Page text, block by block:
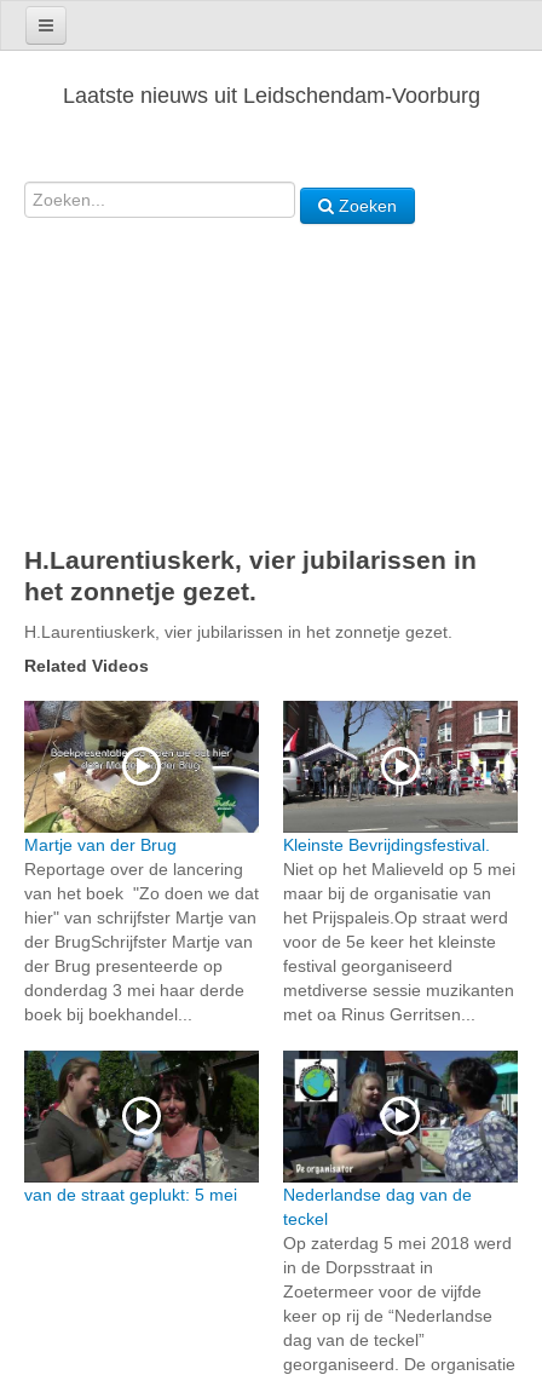
Laatste nieuws uit Leidschendam-Voorburg
Zoeken
H.Laurentiuskerk, vier jubilarissen in
het zonnetje gezet.
H.Laurentiuskerk, vier jubilarissen in het zonnetje gezet.
Related Videos
Martje van der Brug
Reportage over de lancering
van het boek "Zo doen we dat
hier" van schrijfster Martje van
der BrugSchrijfster Martje van
der Brug presenteerde op
donderdag 3 mei haar derde
boek bij boekhandel...
Kleinste Bevrijdingsfestival.
Niet op het Malieveld op 5 mei
maar bij de organisatie van
het Prijspaleis.Op straat werd
voor de 5e keer het kleinste
festival georganiseerd
metdiverse sessie muzikanten
met oa Rinus Gerritsen...
van de straat geplukt: 5 mei
Nederlandse dag van de
teckel
Op zaterdag 5 mei 2018 werd
in de Dorpsstraat in
Zoetermeer voor de vijfde
keer op rij de “Nederlandse
dag van de teckel”
georganiseerd. De organisatie